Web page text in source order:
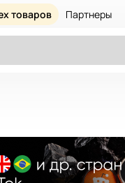
товаров Партнеры